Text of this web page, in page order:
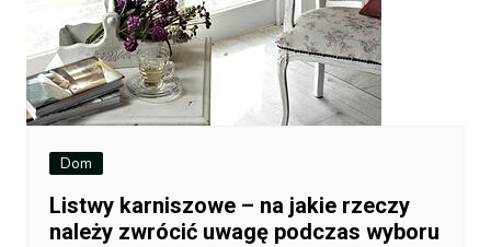
Dom
Listwy karniszowe – na jakie rzeczy
należy zwrócić uwagę podczas wyboru